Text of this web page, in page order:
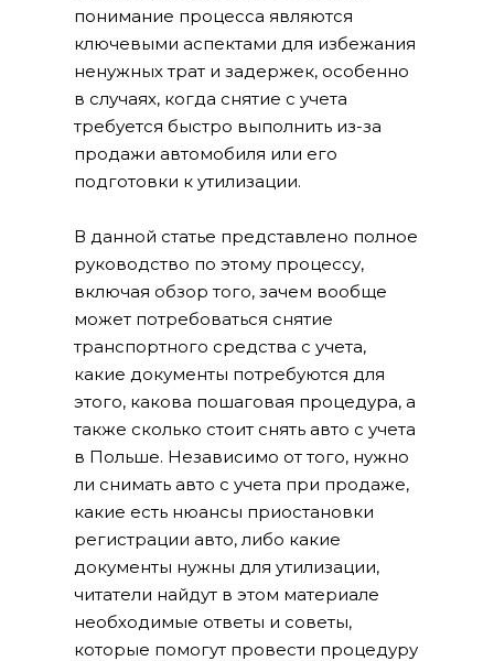
понимание процесса являются
ключевыми аспектами для избежания
ненужных трат и задержек, особенно
в случаях, когда снятие с учета
требуется быстро выполнить из-за
продажи автомобиля или его
подготовки к утилизации.
В данной статье представлено полное
руководство по этому процессу,
включая обзор того, зачем вообще
может потребоваться снятие
транспортного средства с учета,
какие документы потребуются для
этого, какова пошаговая процедура, а
также сколько стоит снять авто с учета
в Польше. Независимо от того, нужно
ли снимать авто с учета при продаже,
какие есть нюансы приостановки
регистрации авто, либо какие
документы нужны для утилизации,
читатели найдут в этом материале
необходимые ответы и советы,
которые помогут провести процедуру